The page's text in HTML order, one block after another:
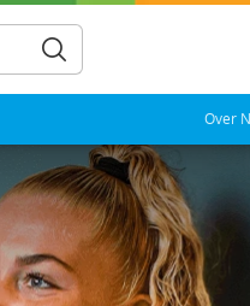
Over